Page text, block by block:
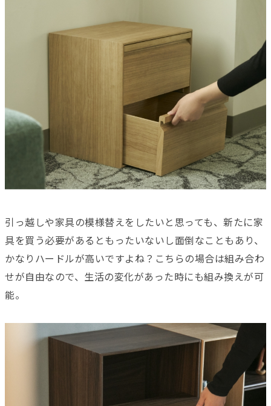
引っ越しや家具の模様替えをしたいと思っても、新たに家
具を買う必要があるともったいないし面倒なこともあり、
かなりハードルが高いですよね？こちらの場合は組み合わ
せが自由なので、生活の変化があった時にも組み換えが可
能。